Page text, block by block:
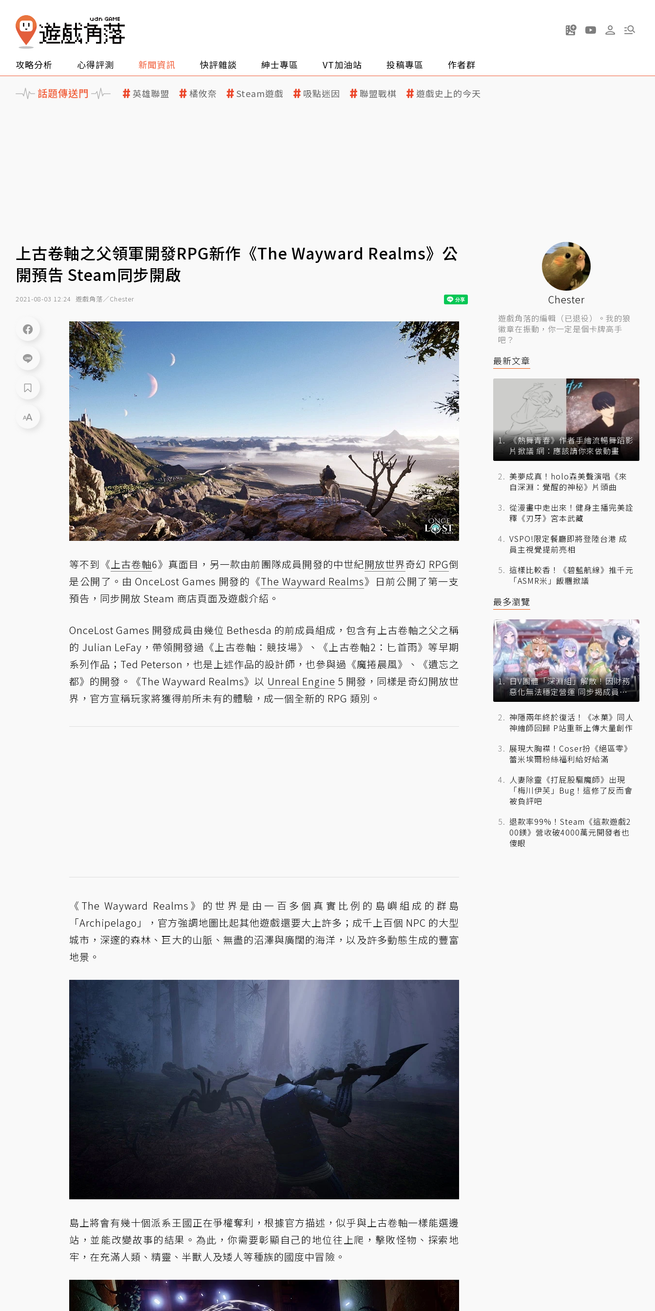
攻略分析 心得評測 新聞資訊 快評雜談 紳士專區 VT加油站 投稿專區 作者群
話題傳送門 英雄聯盟 橘攸奈 Steam遊戲 吸點迷因 聯盟戰棋 遊戲史上的今天
上古卷軸之父領軍開發RPG新作《The Wayward Realms》公
開預告 Steam同步開啟
2021-08-03 12:24 遊戲角落／Chester
等不到《上古卷軸6》真面目，另一款由前團隊成員開發的中世紀開放世界奇幻 RPG倒
是公開了。由 OnceLost Games 開發的《The Wayward Realms》日前公開了第一支
預告，同步開放 Steam 商店頁面及遊戲介紹。
OnceLost Games 開發成員由幾位 Bethesda 的前成員組成，包含有上古卷軸之父之稱
的 Julian LeFay，帶領開發過《上古卷軸：競技場》、《上古卷軸2：匕首雨》等早期
系列作品；Ted Peterson，也是上述作品的設計師，也參與過《魔捲晨風》、《遺忘之
都》的開發。《The Wayward Realms》以 Unreal Engine 5 開發，同樣是奇幻開放世
界，官方宣稱玩家將獲得前所未有的體驗，成一個全新的 RPG 類別。
《The Wayward Realms》的世界是由一百多個真實比例的島嶼組成的群島
「Archipelago」，官方強調地圖比起其他遊戲還要大上許多；成千上百個 NPC 的大型
城市，深邃的森林、巨大的山脈、無盡的沼澤與廣闊的海洋，以及許多動態生成的豐富
地景。
島上將會有幾十個派系王國正在爭權奪利，根據官方描述，似乎與上古卷軸一樣能選邊
站，並能改變故事的結果。為此，你需要彰顯自己的地位往上爬，擊敗怪物、探索地
牢，在充滿人類、精靈、半獸人及矮人等種族的國度中冒險。
Chester
遊戲角落的編輯（已退役）。我的狼
徽章在振動，你一定是個卡牌高手
吧？
最新文章
《熱舞青春》作者手繪流暢舞蹈影
片掀議 網：應該請你來做動畫
美夢成真！holo森美聲演唱《來
自深淵：覺醒的神秘》片頭曲
從漫畫中走出來！健身主播完美詮
釋《刃牙》宮本武藏
VSPO!限定餐廳即將登陸台港 成
員主視覺提前亮相
這樣比較香！《碧藍航線》推千元
「ASMR米」飯糰掀議
最多瀏覽
日V團體「深淵組」解散！因財務
惡化無法穩定營運 同步揭成員未
來去向
神隱兩年終於復活！《冰菓》同人
神繪師回歸 P站重新上傳大量創作
展現大胸襟！Coser扮《絕區零》
蕾米埃爾粉絲福利給好給滿
人妻除靈《打屁股驅魔師》出現
「梅川伊芙」Bug！這修了反而會
被負評吧
退款率99%！Steam《這款遊戲2
00鎂》營收破4000萬元開發者也
傻眼